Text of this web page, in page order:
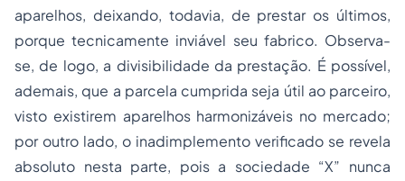
aparelhos, deixando, todavia, de prestar os últimos,
porque tecnicamente inviável seu fabrico. Observa-
se, de logo, a divisibilidade da prestação. É possível,
ademais, que a parcela cumprida seja útil ao parceiro,
visto existirem aparelhos harmonizáveis no mercado;
por outro lado, o inadimplemento verificado se revela
absoluto nesta parte, pois a sociedade “X” nunca